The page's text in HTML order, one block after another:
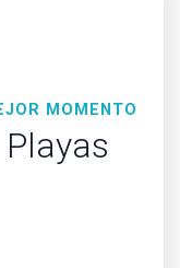
MOMENTO
Playas